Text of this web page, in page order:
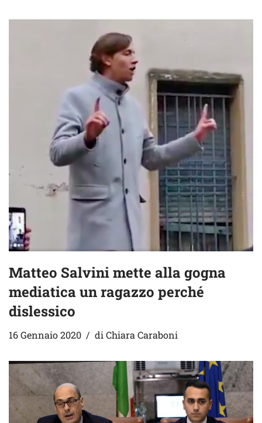
Matteo Salvini mette alla gogna
mediatica un ragazzo perché
dislessico
16 Gennaio 2020 diChiara Caraboni